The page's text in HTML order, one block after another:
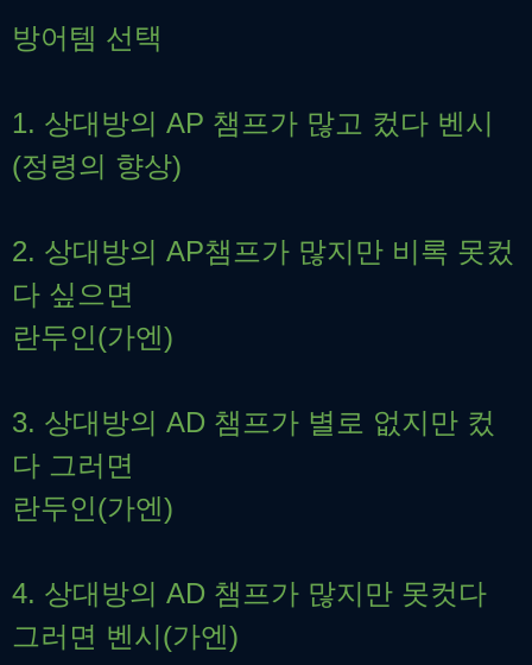
방어템 선택
1. 상대방의 AP 챔프가 많고 컸다 벤시
(정령의 향상)
2. 상대방의 AP챔프가 많지만 비록 못컸
다 싶으면
란두인(가엔)
3. 상대방의 AD 챔프가 별로 없지만 컸
다 그러면
란두인(가엔)
4. 상대방의 AD 챔프가 많지만 못컷다
그러면 벤시(가엔)